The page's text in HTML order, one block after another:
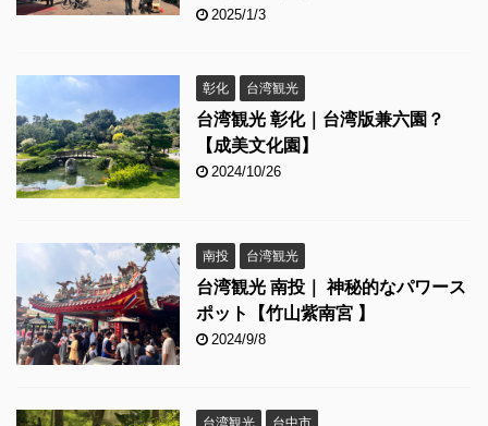
2025/1/3
彰化 台湾観光
台湾観光 彰化｜台湾版兼六園？
【成美文化園】
2024/10/26
南投 台湾観光
台湾観光 南投｜ 神秘的なパワース
ポット【竹山紫南宮 】
2024/9/8
台湾観光 台中市